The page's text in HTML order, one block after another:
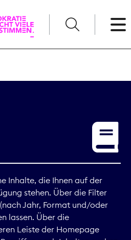
Digitales
Inhalte, die Ihnen auf der
stehen. Über die Filter
Jahr, Format und/oder
lassen. Über die
Leiste der Homepage